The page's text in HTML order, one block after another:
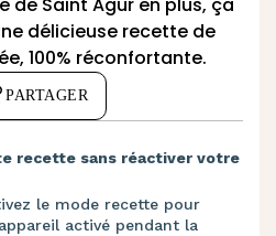
délicieuse recette de
100% réconfortante.
PARTAGER
recette sans réactiver votre
le mode recette pour
activé pendant la